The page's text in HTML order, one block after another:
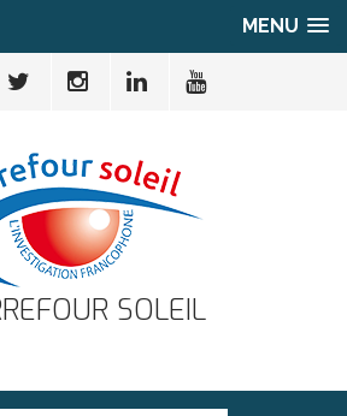
MENU
SOLEIL